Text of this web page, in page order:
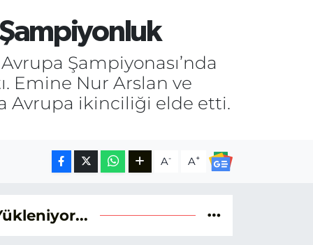
Şampiyonası’nda
Emine Nur Arslan ve
Avrupa ikinciliği elde etti.
A- A+